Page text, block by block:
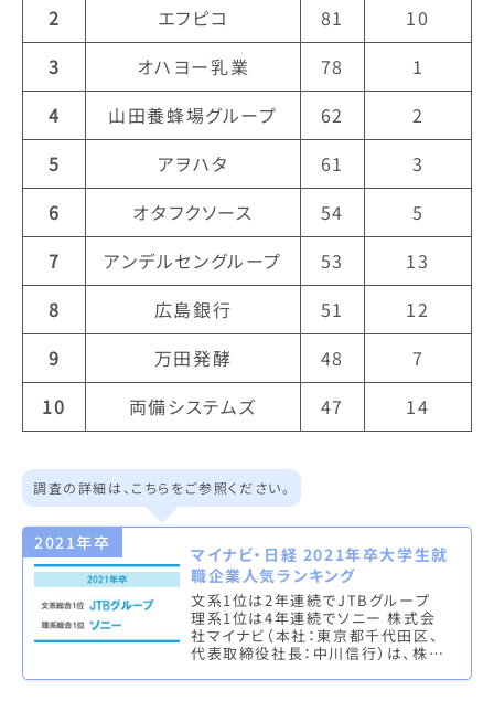
2
エフピコ 81
10
3
オハヨー乳業 78
1
4
山田養蜂場グループ 62
2
5
アヲハタ 61
3
6
オタフクソース 54
5
7
アンデルセングループ 53
13
8
広島銀行 51
12
9
万田発酵 48
7
10
両備システムズ 47 14
調査の詳細は、こちらをご参照ください。
2021年卒
マイナビ・日経 2021年卒大学生就
職企業人気ランキング
文系1位は2年連続でJTBグループ
理系1位は4年連続でソニー 株式会
社マイナビ（本社：東京都千代田区、
代表取締役社長：中川信行）は、株式